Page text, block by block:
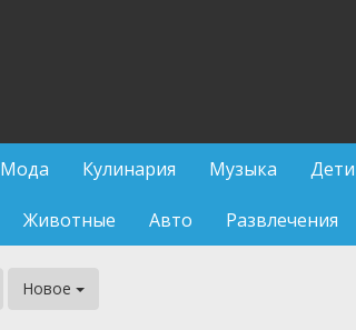
Мода Кулинария Музыка Дети
Животные Авто Развлечения
Новое